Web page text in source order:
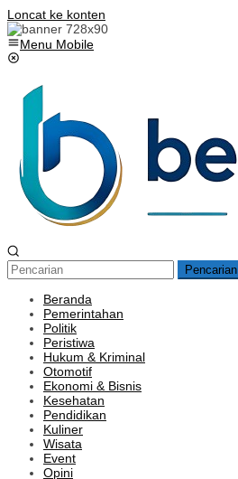
Loncat ke konten
Menu Mobile
Pencarian
Beranda
Pemerintahan
Politik
Peristiwa
Hukum & Kriminal
Otomotif
Ekonomi & Bisnis
Kesehatan
Pendidikan
Kuliner
Wisata
Event
Opini